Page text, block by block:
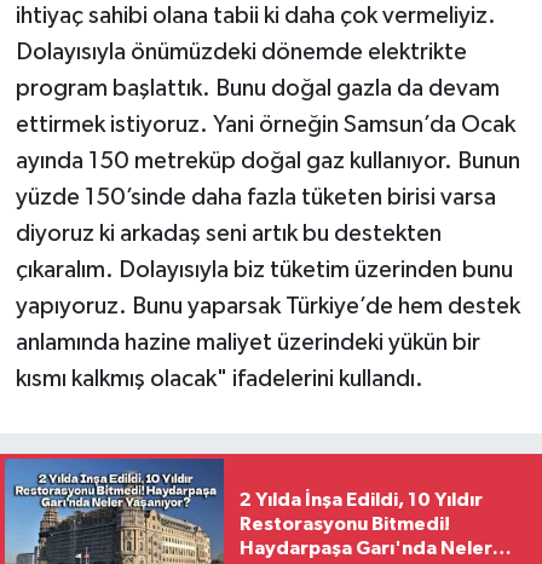
ihtiyaç sahibi olana tabii ki daha çok vermeliyiz.
Dolayısıyla önümüzdeki dönemde elektrikte
program başlattık. Bunu doğal gazla da devam
ettirmek istiyoruz. Yani örneğin Samsun’da Ocak
ayında 150 metreküp doğal gaz kullanıyor. Bunun
yüzde 150’sinde daha fazla tüketen birisi varsa
diyoruz ki arkadaş seni artık bu destekten
çıkaralım. Dolayısıyla biz tüketim üzerinden bunu
yapıyoruz. Bunu yaparsak Türkiye’de hem destek
anlamında hazine maliyet üzerindeki yükün bir
kısmı kalkmış olacak" ifadelerini kullandı.
2 Yılda İnşa Edildi, 10 Yıldır
Restorasyonu Bitmedi!
Haydarpaşa Garı'nda Neler